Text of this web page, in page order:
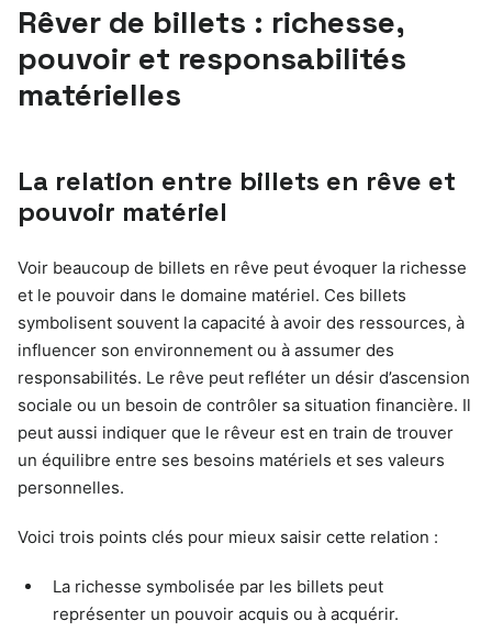
Rêver de billets : richesse,
pouvoir et responsabilités
matérielles
La relation entre billets en rêve et
pouvoir matériel
Voir beaucoup de billets en rêve peut évoquer la richesse
et le pouvoir dans le domaine matériel. Ces billets
symbolisent souvent la capacité à avoir des ressources, à
influencer son environnement ou à assumer des
responsabilités. Le rêve peut refléter un désir d’ascension
sociale ou un besoin de contrôler sa situation financière. Il
peut aussi indiquer que le rêveur est en train de trouver
un équilibre entre ses besoins matériels et ses valeurs
personnelles.
Voici trois points clés pour mieux saisir cette relation :
La richesse symbolisée par les billets peut
représenter un pouvoir acquis ou à acquérir.